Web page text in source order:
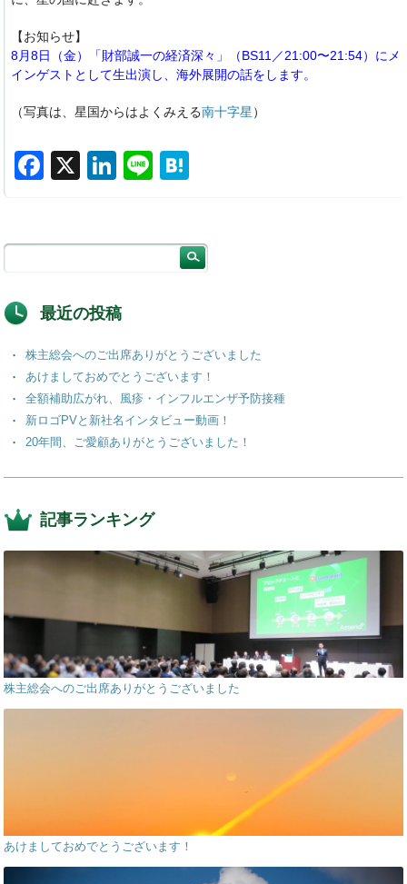
【お知らせ】
8月8日（金）
「財部誠一の経済深々」
（BS11／21:00〜21:54）にメ
インゲストとして生出演し、海外展開の話をします。
（写真は、星国からはよくみえる南十字星）
F
e
o
o
k
X
Li
e
n
Li
n
最近の投稿
株主総会へのご出席ありがとうございました
あけましておめでとうございます！
全額補助広がれ、風疹・インフルエンザ予防接種
新ロゴPVと新社名インタビュー動画！
20年間、ご愛顧ありがとうございました！
記事ランキング
株主総会へのご出席ありがとうございました
あけましておめでとうございます！